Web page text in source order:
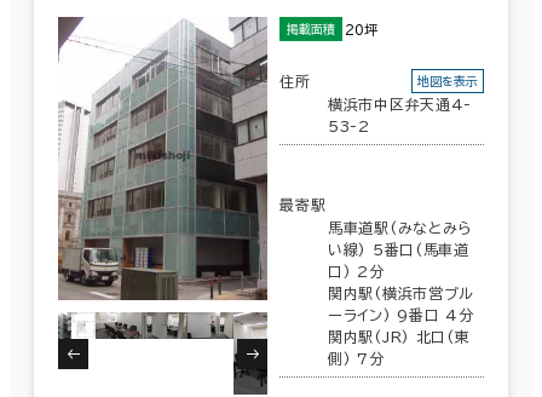
掲載面積 20坪
住所
横浜市中区弁天通4-
53-2
地図を表示
最寄駅
馬車道駅(みなとみら
い線) 5番口(馬車道
口) 2分
関内駅(横浜市営ブル
ーライン) 9番口 4分
関内駅(JR) 北口(東
側) 7分